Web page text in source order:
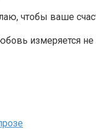
чтобы ваше
измеряется